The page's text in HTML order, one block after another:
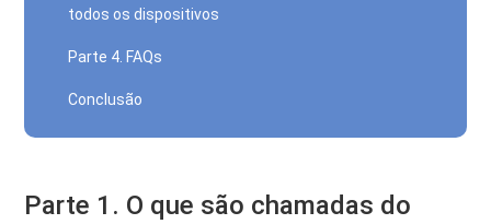
todos os dispositivos
Parte 4. FAQs
Conclusão
Parte 1. O que são chamadas do